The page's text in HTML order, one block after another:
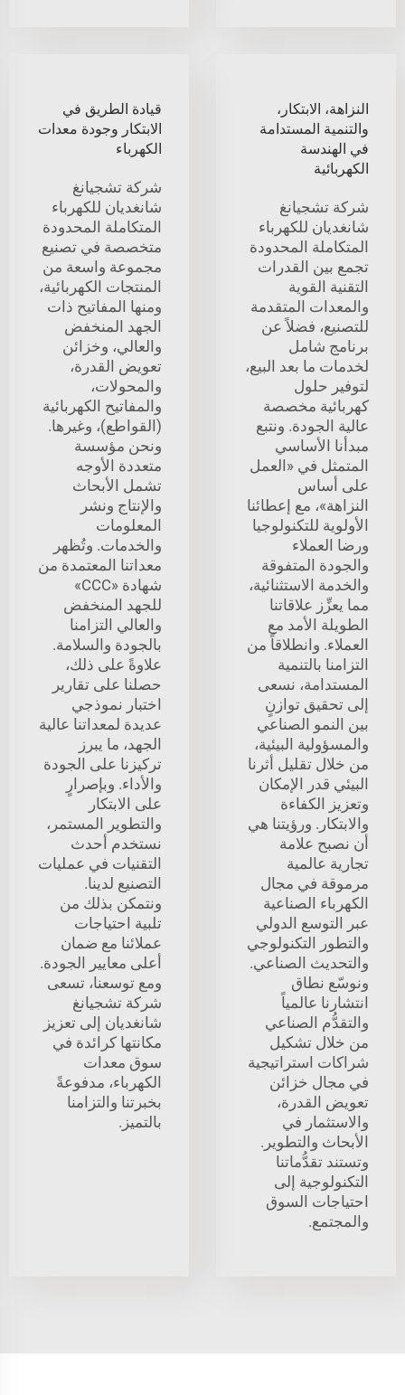
النزاهة، الابتكار،
والتنمية المستدامة
في الهندسة
الكهربائية
شركة تشجيانغ
شانغديان للكهرباء
المتكاملة المحدودة
تجمع بين القدرات
التقنية القوية
والمعدات المتقدمة
للتصنيع، فضلاً عن
برنامج شامل
لخدمات ما بعد البيع،
لتوفير حلول
كهربائية مخصصة
عالية الجودة. ونتبع
مبدأنا الأساسي
المتمثل في «العمل
على أساس
النزاهة»، مع إعطائنا
الأولوية للتكنولوجيا
ورضا العملاء
والجودة المتفوقة
والخدمة الاستثنائية،
مما يعزِّز علاقاتنا
الطويلة الأمد مع
العملاء. وانطلاقاً من
التزامنا بالتنمية
المستدامة، نسعى
إلى تحقيق توازنٍ
بين النمو الصناعي
والمسؤولية البيئية،
من خلال تقليل أثرنا
البيئي قدر الإمكان
وتعزيز الكفاءة
والابتكار. ورؤيتنا هي
أن نصبح علامة
تجارية عالمية
مرموقة في مجال
الكهرباء الصناعية
عبر التوسع الدولي
والتطور التكنولوجي
والتحديث الصناعي.
ونوسّع نطاق
انتشارنا عالمياً
والتقدُّم الصناعي
من خلال تشكيل
شراكات استراتيجية
في مجال خزائن
تعويض القدرة،
والاستثمار في
الأبحاث والتطوير.
وتستند تقدُّماتنا
التكنولوجية إلى
احتياجات السوق
والمجتمع.
قيادة الطريق في
الابتكار وجودة معدات
الكهرباء
شركة تشجيانغ
شانغديان للكهرباء
المتكاملة المحدودة
متخصصة في تصنيع
مجموعة واسعة من
المنتجات الكهربائية،
ومنها المفاتيح ذات
الجهد المنخفض
والعالي، وخزائن
تعويض القدرة،
والمحولات،
والمفاتيح الكهربائية
(القواطع)، وغيرها.
ونحن مؤسسة
متعددة الأوجه
تشمل الأبحاث
والإنتاج ونشر
المعلومات
والخدمات. وتُظهر
معداتنا المعتمدة من
شهادة «CCC»
للجهد المنخفض
والعالي التزامنا
بالجودة والسلامة.
علاوةً على ذلك،
حصلنا على تقارير
اختبار نموذجي
عديدة لمعداتنا عالية
الجهد، ما يبرز
تركيزنا على الجودة
والأداء. وبإصرارٍ
على الابتكار
والتطوير المستمر،
نستخدم أحدث
التقنيات في عمليات
التصنيع لدينا.
ونتمكن بذلك من
تلبية احتياجات
عملائنا مع ضمان
أعلى معايير الجودة.
ومع توسعنا، تسعى
شركة تشجيانغ
شانغديان إلى تعزيز
مكانتها كرائدة في
سوق معدات
الكهرباء، مدفوعةً
بخبرتنا والتزامنا
بالتميز.